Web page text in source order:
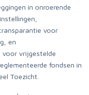
in onroerende
voor
en
voor vrijgestelde
fondsen in
Toezicht.